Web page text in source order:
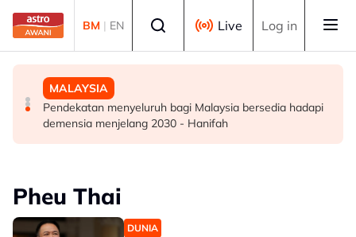
Skip to main content
BM | EN Live Log in
DUNIA
Kebakaran hutan di Gunung Bromo cecah 60 hektar,
sokongan udara digerakkan
DUNIA
Jerman naikkan anggaran kematian berkaitan haba
kepada hampir 12,000
MALAYSIA
Pendekatan menyeluruh bagi Malaysia bersedia hadapi
demensia menjelang 2030 - Hanifah
Pheu Thai
DUNIA